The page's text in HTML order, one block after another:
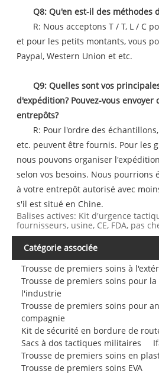
Q8: Qu'en est-il des méthodes
R: Nous acceptons T / T, L / C
et pour les petits montants, vous
Paypal, Western Union et etc.
Q9: Quelles sont vos
d'expédition? Pouvez-vous envoyer
entrepôts?
R: Pour l'ordre des échantillons,
etc. peuvent être fournis. Pour les
nous pouvons organiser
selon vos besoins. Nous pourrions
à votre entrepôt autorisé avec
s'il est situé en Chine.
Balises actives: Kit d'urgence
fournisseurs, usine, CE, FDA, pas
Catégorie associée
Trousse de premiers soins à
Trousse de premiers soins pour
l'industrie
Trousse de premiers soins pour
compagnie
Kit de sécurité en bordure de
Sacs à dos tactiques militaires
Trousse de premiers soins en
Trousse de premiers soins EVA